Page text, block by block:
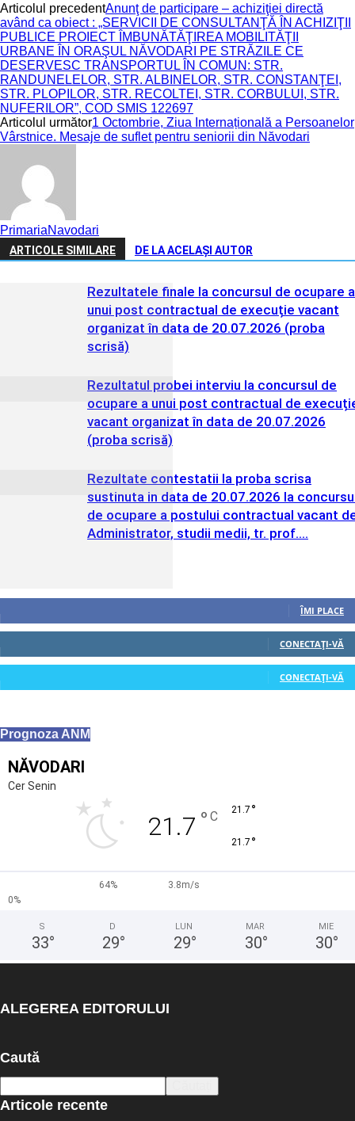
Articolul precedentAnunţ de participare – achiziţiei directă
având ca obiect : „SERVICII DE CONSULTANŢĂ ÎN ACHIZIŢII
PUBLICE PROIECT ÎMBUNĂTĂŢIREA MOBILITĂŢII
URBANE ÎN ORAŞUL NĂVODARI PE STRĂZILE CE
DESERVESC TRANSPORTUL ÎN COMUN: STR.
RANDUNELELOR, STR. ALBINELOR, STR. CONSTANŢEI,
STR. PLOPILOR, STR. RECOLTEI, STR. CORBULUI, STR.
NUFERILOR”, COD SMIS 122697
Articolul următor1 Octombrie, Ziua Internațională a Persoanelor
Vârstnice. Mesaje de suflet pentru seniorii din Năvodari
PrimariaNavodari
ARTICOLE SIMILARE DE LA ACELAȘI AUTOR
Rezultatele finale la concursul de ocupare a
unui post contractual de execuție vacant
organizat în data de 20.07.2026 (proba
scrisă)
Rezultatul probei interviu la concursul de
ocupare a unui post contractual de
vacant organizat în data de 20.07.2026
(proba scrisă)
Rezultate contestatii la proba scrisa
sustinuta in data de 20.07.2026 la
de ocupare a postului contractual vacant
Administrator, studii medii, tr. prof....
ÎMI PLACE
CONECTAȚI-VĂ
CONECTAȚI-VĂ
Prognoza ANM
NĂVODARI
Cer Senin
21.7 ° C 21.7 °
21.7 °
64%
3.8m/s
0%
S
33°
D
29°
LUN
29°
MAR
30°
MIE
30°
ALEGEREA EDITORULUI
Caută
Articole recente